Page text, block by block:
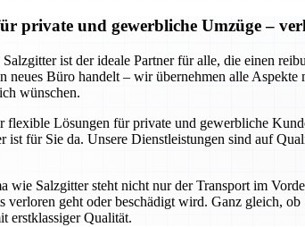
private und gewerbliche Umzüge –
ist der ideale Partner für alle, die einen
neues Büro handelt – wir übernehmen alle
wünschen.
Lösungen für private und gewerbliche
für Sie da. Unsere Dienstleistungen sind auf
wie Salzgitter steht nicht nur der Transport im
verloren geht oder beschädigt wird. Ganz gleich,
erstklassiger Qualität.